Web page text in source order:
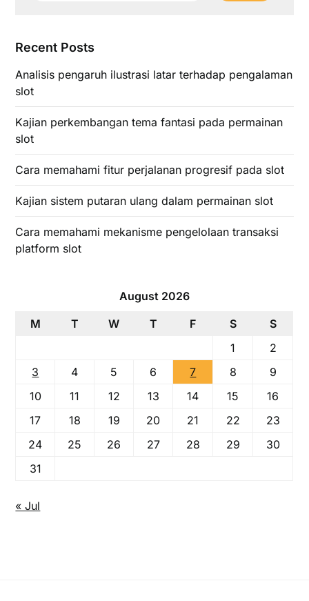
Recent Posts
Analisis pengaruh ilustrasi latar terhadap pengalaman
slot
Kajian perkembangan tema fantasi pada permainan
slot
Cara memahami fitur perjalanan progresif pada slot
Kajian sistem putaran ulang dalam permainan slot
Cara memahami mekanisme pengelolaan transaksi
platform slot
August 2026
M
T W T F S
S
1
2
3
4 5 6 7 8
9
10
11 12 13 14 15
16
17
18 19 20 21 22
23
24
25 26 27 28 29
30
31
« Jul